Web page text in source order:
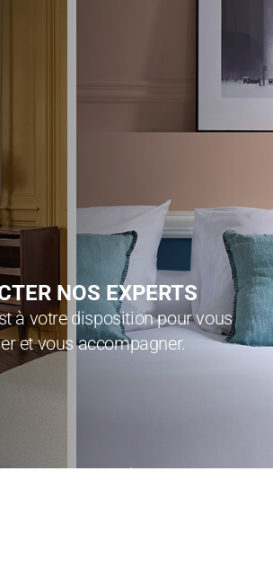
NOS EXPERTS​
à votre disposition pour vous
et vous accompagner.​